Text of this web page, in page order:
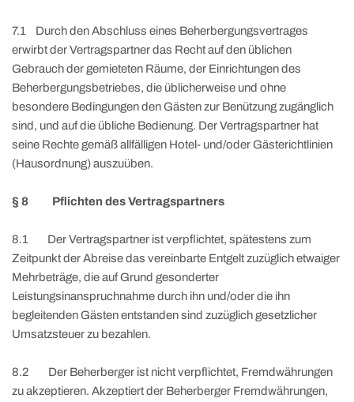
7.1 Durch den Abschluss eines Beherbergungsvertrages
erwirbt der Vertragspartner das Recht auf den üblichen
Gebrauch der gemieteten Räume, der Einrichtungen des
Beherbergungsbetriebes, die üblicherweise und ohne
besondere Bedingungen den Gästen zur Benützung zugänglich
sind, und auf die übliche Bedienung. Der Vertragspartner hat
seine Rechte gemäß allfälligen Hotel- und/oder Gästerichtlinien
(Hausordnung) auszuüben.
§ 8 Pflichten des Vertragspartners
8.1 Der Vertragspartner ist verpflichtet, spätestens zum
Zeitpunkt der Abreise das vereinbarte Entgelt zuzüglich etwaiger
Mehrbeträge, die auf Grund gesonderter
Leistungsinanspruchnahme durch ihn und/oder die ihn
begleitenden Gästen entstanden sind zuzüglich gesetzlicher
Umsatzsteuer zu bezahlen.
8.2 Der Beherberger ist nicht verpflichtet, Fremdwährungen
zu akzeptieren. Akzeptiert der Beherberger Fremdwährungen,